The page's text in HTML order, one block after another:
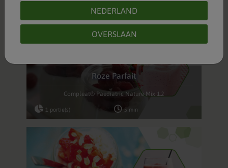
Roze Parfait
Compleat® Paediatric Nature Mix 1.2
1 portie(s) 5 min
NEDERLAND
OVERSLAAN